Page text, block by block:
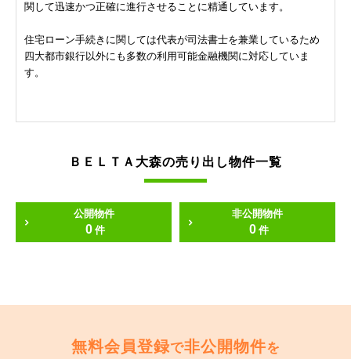
関して迅速かつ正確に進行させることに精通しています。
住宅ローン手続きに関しては代表が司法書士を兼業しているため
四大都市銀行以外にも多数の利用可能金融機関に対応していま
す。
ＢＥＬＴＡ大森の売り出し物件一覧
公開物件
0 件
非公開物件
0 件
無料会員登録で非公開物件を